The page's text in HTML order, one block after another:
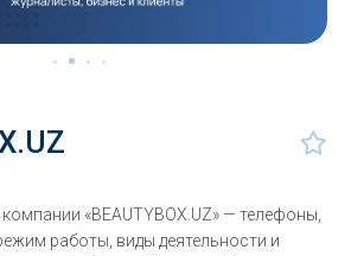
«BEAUTYBOX.UZ» — телефоны,
работы, виды деятельности и